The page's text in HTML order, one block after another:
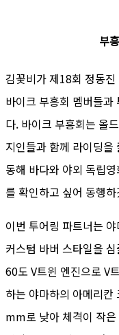
부
김꽃비가 제18회 정동
바이크 부흥회 멤버들과
다. 바이크 부흥회는 올
지인들과 함께 라이딩을
동해 바다와 야외 독립
를 확인하고 싶어 동행
이번 투어링 파트너는
커스텀 바버 스타일을
60도 V트윈 엔진으로 V
하는 야마하의 아메리
mm로 낮아 체격이 작